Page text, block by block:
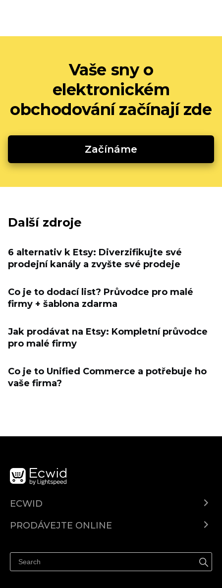
Vaše sny o
elektronickém
obchodování začínají zde
Začínáme
Další zdroje
6 alternativ k Etsy: Diverzifikujte své
prodejní kanály a zvyšte své prodeje
Co je to dodací list? Průvodce pro malé
firmy + šablona zdarma
Jak prodávat na Etsy: Kompletní průvodce
pro malé firmy
Co je to Unified Commerce a potřebuje ho
vaše firma?
ECWID
Ceny
PRODÁVEJTE ONLINE
Prodávejte na Facebooku
Prodávejte na Instagramu